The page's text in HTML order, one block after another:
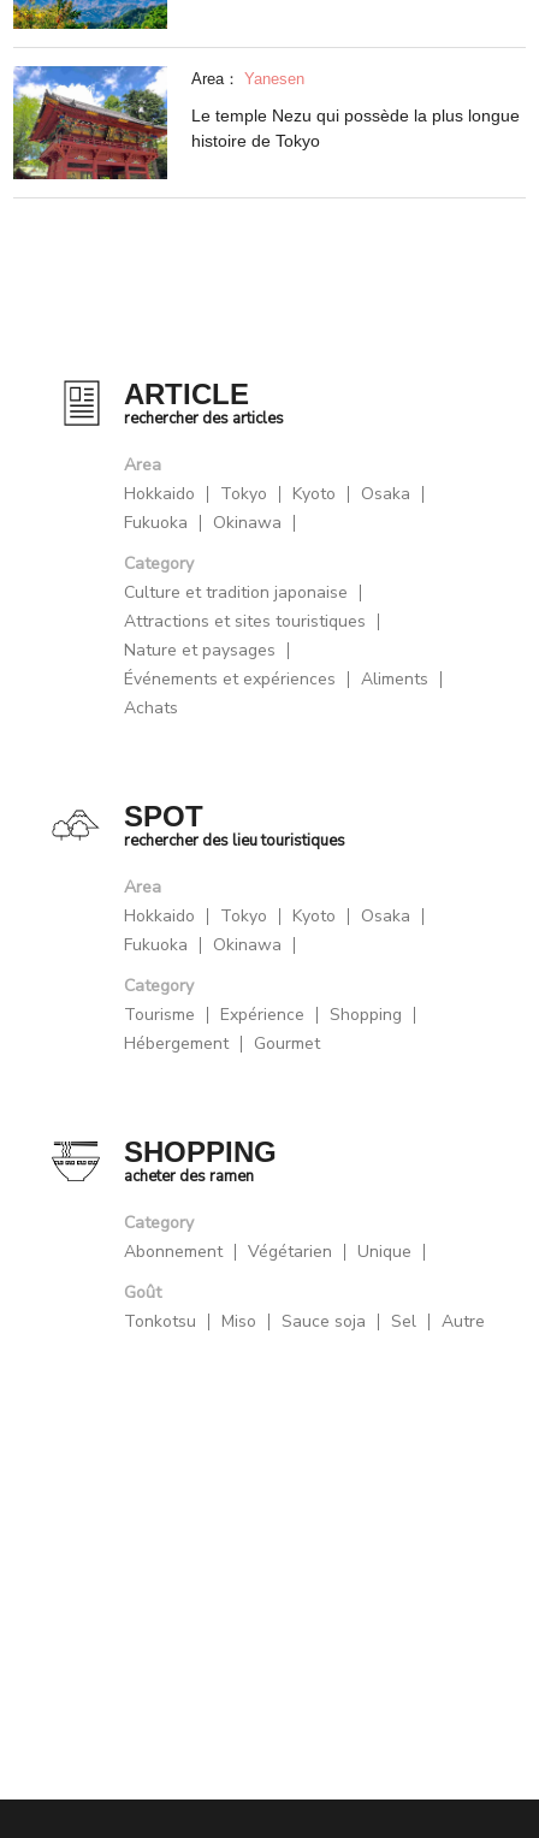
Area： Yanesen
Le temple Nezu qui possède la plus longue
histoire de Tokyo
ARTICLE
rechercher des articles
Area
Hokkaido
Tokyo Kyoto
Osaka
Fukuoka
Okinawa
Category
Culture et tradition japonaise
Attractions et sites touristiques
Nature et paysages
Événements et expériences
Aliments
Achats
SPOT
rechercher des lieu touristiques
Area
Hokkaido
Tokyo Kyoto
Osaka
Fukuoka
Okinawa
Category
Tourisme
Expérience
Shopping
Hébergement
Gourmet
SHOPPING
acheter des ramen
Category
Abonnement
Végétarien
Unique
Goût
Tonkotsu
Miso Sauce soja Sel Autre